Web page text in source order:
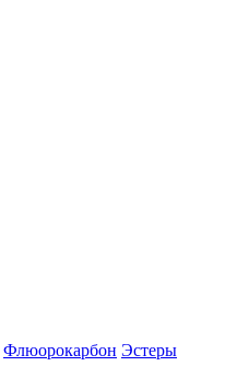
Флюорокарбон Эстеры